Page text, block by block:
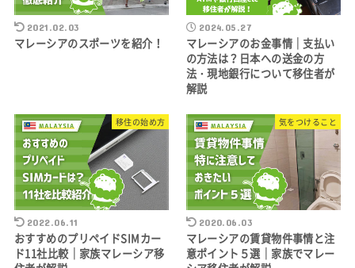
2021.02.03
マレーシアのスポーツを紹介！
2024.05.27
マレーシアのお金事情｜支払い
の方法は？日本への送金の方
法・現地銀行について移住者が
解説
移住の始め方
2022.06.11
おすすめのプリペイドSIMカー
ド11社比較｜家族マレーシア移
気をつけること
2020.06.03
マレーシアの賃貸物件事情と注
意ポイント５選｜家族でマレー